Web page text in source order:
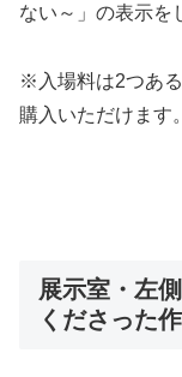
ない～」の表示を
※入場料は2つあ
購入いただけます。
展示室・左
くださった